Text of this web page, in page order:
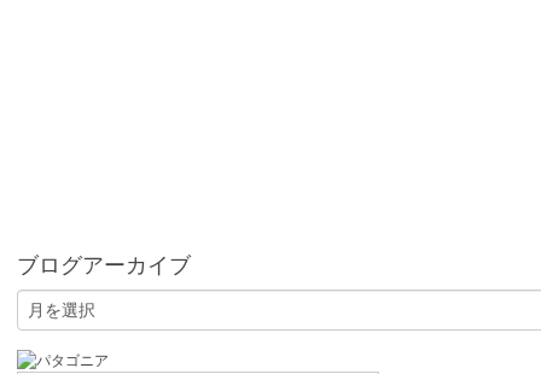
ブログアーカイブ